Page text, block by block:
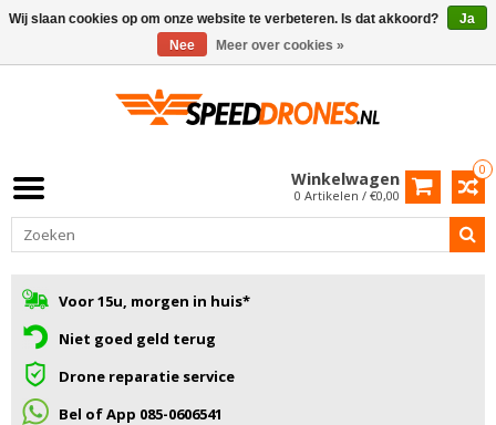
0
Winkelwagen
0 Artikelen / €0,00
Voor 15u, morgen in huis*
Niet goed geld terug
Drone reparatie service
Bel of App 085-0606541
Wij slaan cookies op om onze website te verbeteren. Is dat akkoord?
Ja
Nee
Meer over cookies »